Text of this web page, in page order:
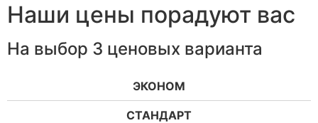
Наши цены порадуют вас
На выбор 3 ценовых варианта
ЭКОНОМ
СТАНДАРТ